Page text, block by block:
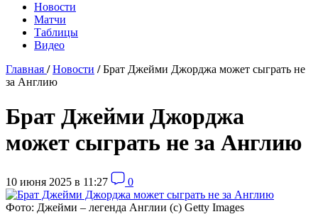
Новости
Матчи
Таблицы
Видео
Главная / Новости / Брат Джейми Джорджа может сыграть не
за Англию
Брат Джейми Джорджа
может сыграть не за Англию
10 июня 2025 в 11:27 0
Фото: Джейми – легенда Англии (с) Getty Images